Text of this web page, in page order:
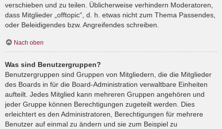
verschieben und zu teilen. Üblicherweise verhindern Moderatoren,
dass Mitglieder „offtopic“, d. h. etwas nicht zum Thema Passendes,
oder Beleidigendes bzw. Angreifendes schreiben.
Nach oben
Was sind Benutzergruppen?
Benutzergruppen sind Gruppen von Mitgliedern, die die Mitglieder
des Boards in für die Board-Administration verwaltbare Einheiten
aufteilt. Jedes Mitglied kann mehreren Gruppen angehören und
jeder Gruppe können Berechtigungen zugeteilt werden. Dies
erleichtert es den Administratoren, Berechtigungen für mehrere
Benutzer auf einmal zu ändern und sie zum Beispiel zu